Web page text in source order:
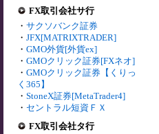
FX取引会社サ行
・ サクソバンク証券
・ JFX[MATRIXTRADER]
・ GMO外貨[外貨ex]
・ GMOクリック証券[FXネオ]
・ GMOクリック証券【くりっ
く365】
・ StoneX証券[MetaTrader4]
・ セントラル短資ＦＸ
FX取引会社タ行